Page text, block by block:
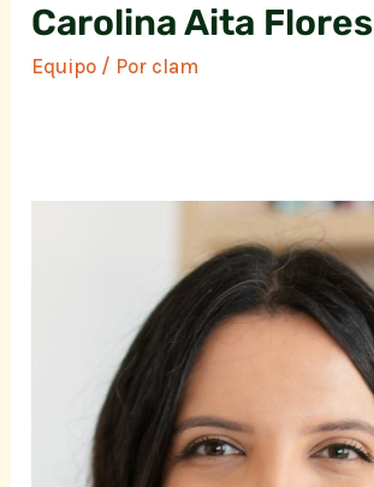
Carolina Aita Flores
Equipo / Por clam